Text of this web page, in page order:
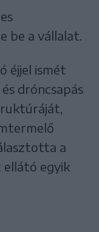
be a vállalat.
éjjel ismét
dróncsapás
a
egyik